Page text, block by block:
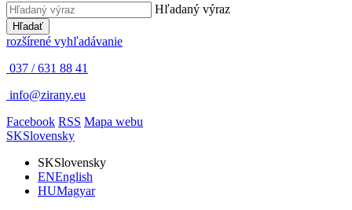
Hľadaný výraz
Hľadať
rozšírené vyhľadávanie
037 / 631 88 41
info@zirany.eu
Facebook RSS Mapa webu
SKSlovensky
SKSlovensky
ENEnglish
HUMagyar